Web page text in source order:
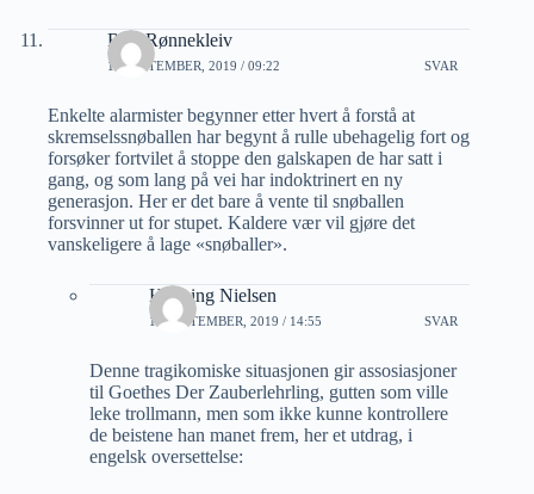
Rolf Rønnekleiv
12 SEPTEMBER, 2019 / 09:22 SVAR
Enkelte alarmister begynner etter hvert å forstå at
skremselssnøballen har begynt å rulle ubehagelig fort og
forsøker fortvilet å stoppe den galskapen de har satt i
gang, og som lang på vei har indoktrinert en ny
generasjon. Her er det bare å vente til snøballen
forsvinner ut for stupet. Kaldere vær vil gjøre det
vanskeligere å lage «snøballer».
Henning Nielsen
12 SEPTEMBER, 2019 / 14:55 SVAR
Denne tragikomiske situasjonen gir assosiasjoner
til Goethes Der Zauberlehrling, gutten som ville
leke trollmann, men som ikke kunne kontrollere
de beistene han manet frem, her et utdrag, i
engelsk oversettelse: